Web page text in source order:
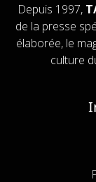
Depuis 1997,
de la presse
élaborée, le
culture